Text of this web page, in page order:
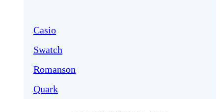
Casio
Swatch
Romanson
Quark